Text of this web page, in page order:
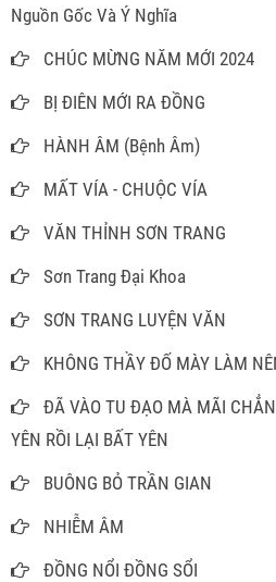
Nguồn Gốc Và Ý Nghĩa
CHÚC MỪNG NĂM MỚI 2024
BỊ ĐIÊN MỚI RA ĐỒNG
HÀNH ÂM (Bệnh Âm)
MẤT VÍA - CHUỘC VÍA
VĂN THỈNH SƠN TRANG
Sơn Trang Đại Khoa
SƠN TRANG LUYỆN VĂN
KHÔNG THẦY ĐỐ MÀY LÀM
ĐÃ VÀO TU ĐẠO MÀ MÃI
YÊN RỒI LẠI BẤT YÊN
BUÔNG BỎ TRẦN GIAN
NHIỄM ÂM
ĐỒNG NỔI ĐỒNG SỔI